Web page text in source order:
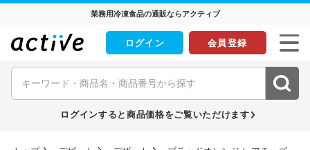
業務用冷凍食品の通販ならアクティブ
ログイン 会員登録
ログインすると商品価格をご覧いただけます